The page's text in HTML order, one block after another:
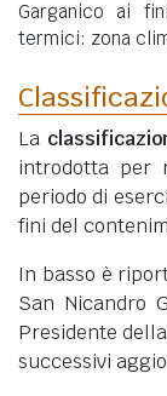
Garganico ai
termici: zona
La
introdotta per
periodo di
fini del
In basso è
San Nicandro
Presidente
successivi